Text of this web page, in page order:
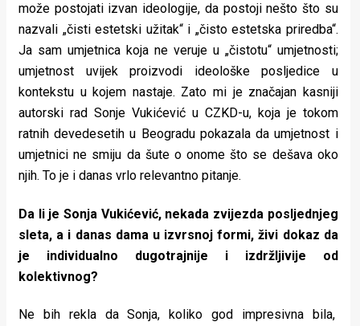
može postojati izvan ideologije, da postoji nešto što su
nazvali „čisti estetski užitak“ i „čisto estetska priredba“.
Ja sam umjetnica koja ne veruje u „čistotu“ umjetnosti;
umjetnost uvijek proizvodi ideološke posljedice u
kontekstu u kojem nastaje. Zato mi je značajan kasniji
autorski rad Sonje Vukićević u CZKD-u, koja je tokom
ratnih devedesetih u Beogradu pokazala da umjetnost i
umjetnici ne smiju da šute o onome što se dešava oko
njih. To je i danas vrlo relevantno pitanje.
Da li je Sonja Vukićević, nekada zvijezda posljednjeg
sleta, a i danas dama u izvrsnoj formi, živi dokaz da
je individualno dugotrajnije i izdržljivije od
kolektivnog?
Ne bih rekla da Sonja, koliko god impresivna bila,